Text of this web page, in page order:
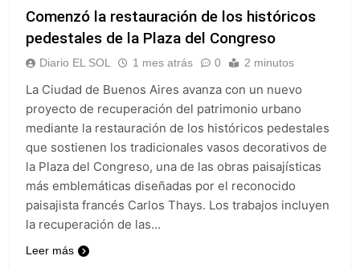
Comenzó la restauración de los históricos
pedestales de la Plaza del Congreso
Diario EL SOL 1 mes atrás 0 2 minutos
La Ciudad de Buenos Aires avanza con un nuevo
proyecto de recuperación del patrimonio urbano
mediante la restauración de los históricos pedestales
que sostienen los tradicionales vasos decorativos de
la Plaza del Congreso, una de las obras paisajísticas
más emblemáticas diseñadas por el reconocido
paisajista francés Carlos Thays. Los trabajos incluyen
la recuperación de las…
Leer más